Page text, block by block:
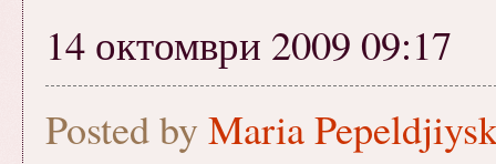
14 октомври 2009 09:17
Posted by Maria